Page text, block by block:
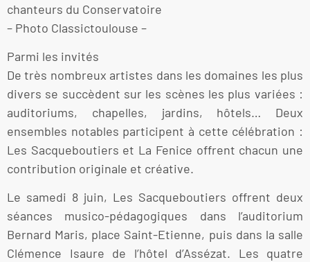
chanteurs du Conservatoire
– Photo Classictoulouse –
Parmi les invités
De très nombreux artistes dans les domaines les plus
divers se succèdent sur les scènes les plus variées :
auditoriums, chapelles, jardins, hôtels… Deux
ensembles notables participent à cette célébration :
Les Sacqueboutiers et La Fenice offrent chacun une
contribution originale et créative.
Le samedi 8 juin, Les Sacqueboutiers offrent deux
séances musico-pédagogiques dans l’auditorium
Bernard Maris, place Saint-Etienne, puis dans la salle
Clémence Isaure de l’hôtel d’Assézat. Les quatre